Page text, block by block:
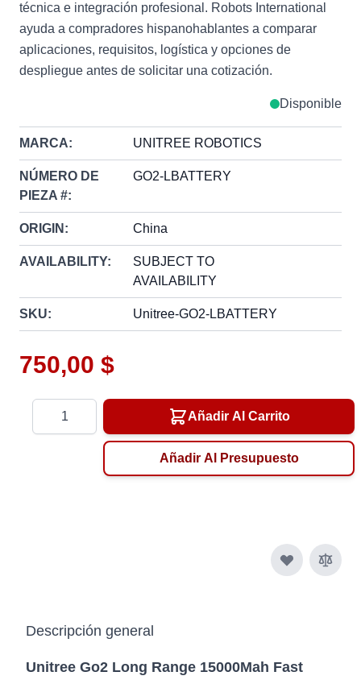
técnica e integración profesional. Robots International
ayuda a compradores hispanohablantes a comparar
aplicaciones, requisitos, logística y opciones de
despliegue antes de solicitar una cotización.
Disponible
MARCA: UNITREE ROBOTICS
NÚMERO DE
PIEZA #:
GO2-LBATTERY
ORIGIN: China
AVAILABILITY:
SUBJECT TO
AVAILABILITY
SKU: Unitree-GO2-LBATTERY
750,00 $
Añadir Al Carrito
Añadir Al Presupuesto
Descripción general
Unitree Go2 Long Range 15000Mah Fast